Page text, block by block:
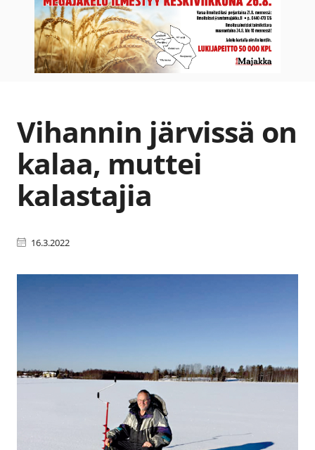
Vihannin järvissä on
kalaa, muttei
kalastajia
16.3.2022